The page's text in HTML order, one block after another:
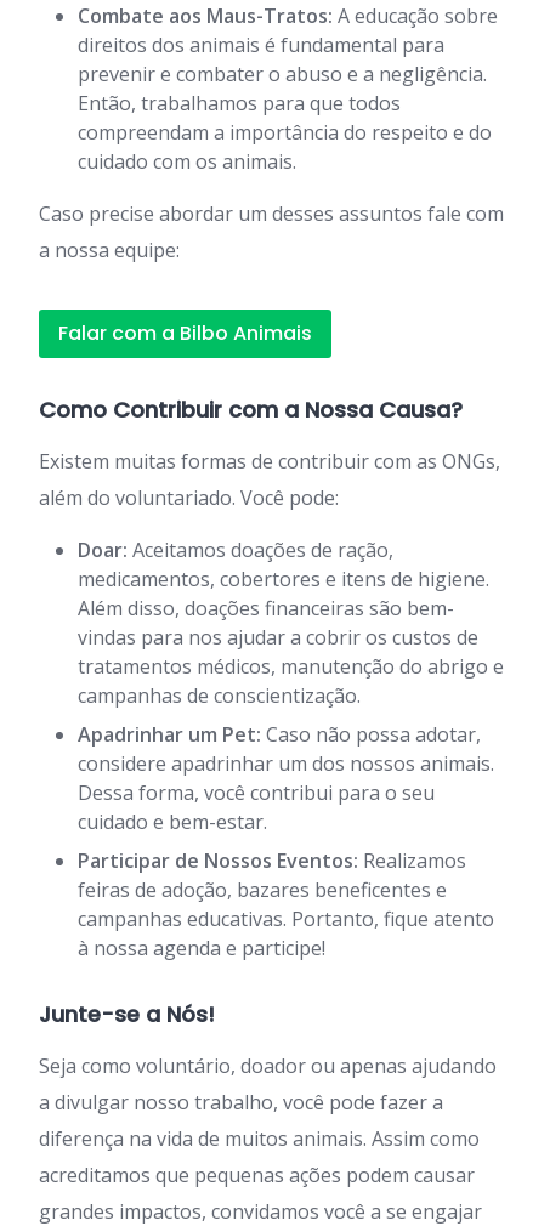
Combate aos Maus-Tratos: A educação sobre
direitos dos animais é fundamental para
prevenir e combater o abuso e a negligência.
Então, trabalhamos para que todos
compreendam a importância do respeito e do
cuidado com os animais.
Caso precise abordar um desses assuntos fale com
a nossa equipe:
Falar com a Bilbo Animais
Como Contribuir com a Nossa Causa?
Existem muitas formas de contribuir com as ONGs,
além do voluntariado. Você pode:
Doar: Aceitamos doações de ração,
medicamentos, cobertores e itens de higiene.
Além disso, doações financeiras são bem-
vindas para nos ajudar a cobrir os custos de
tratamentos médicos, manutenção do abrigo e
campanhas de conscientização.
Apadrinhar um Pet: Caso não possa adotar,
considere apadrinhar um dos nossos animais.
Dessa forma, você contribui para o seu
cuidado e bem-estar.
Participar de Nossos Eventos: Realizamos
feiras de adoção, bazares beneficentes e
campanhas educativas. Portanto, fique atento
à nossa agenda e participe!
Junte-se a Nós!
Seja como voluntário, doador ou apenas ajudando
a divulgar nosso trabalho, você pode fazer a
diferença na vida de muitos animais. Assim como
acreditamos que pequenas ações podem causar
grandes impactos, convidamos você a se engajar